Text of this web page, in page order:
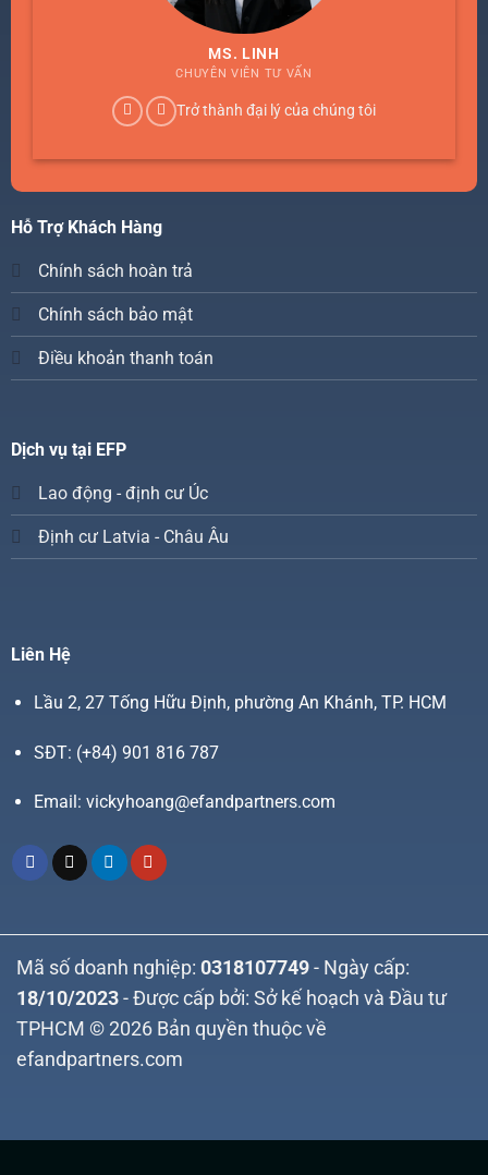
MS. LINH
CHUYÊN VIÊN TƯ VẤN
Trở thành đại lý của chúng tôi
Hỗ Trợ Khách Hàng
Chính sách hoàn trả
Chính sách bảo mật
Điều khoản thanh toán
Dịch vụ tại EFP
Lao động - định cư Úc
Định cư Latvia - Châu Âu
Liên Hệ
Lầu 2, 27 Tống Hữu Định, phường An Khánh, TP. HCM
SĐT: (+84) 901 816 787
Email: vickyhoang@efandpartners.com
Mã số doanh nghiệp: 0318107749 - Ngày cấp:
18/10/2023 - Được cấp bởi: Sở kế hoạch và Đầu tư
TPHCM © 2026 Bản quyền thuộc về
efandpartners.com